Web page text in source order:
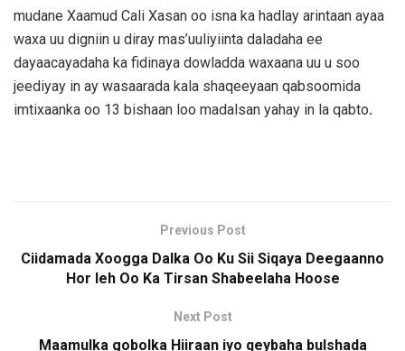
mudane Xaamud Cali Xasan oo isna ka hadlay arintaan ayaa
waxa uu digniin u diray mas’uuliyiinta daladaha ee
dayaacayadaha ka fidinaya dowladda waxaana uu u soo
jeediyay in ay wasaarada kala shaqeeyaan qabsoomida
imtixaanka oo 13 bishaan loo madalsan yahay in la qabto.
Previous Post
Ciidamada Xoogga Dalka Oo Ku Sii Siqaya Deegaanno
Hor leh Oo Ka Tirsan Shabeelaha Hoose
Next Post
Maamulka gobolka Hiiraan iyo qeybaha bulshada